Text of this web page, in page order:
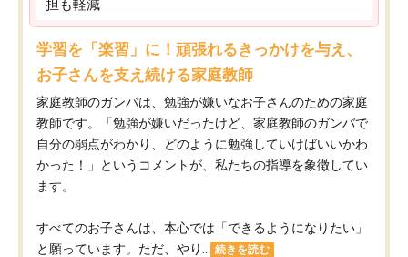
担も軽減
学習を「楽習」に！頑張れるきっかけを与え、
お子さんを支え続ける家庭教師
家庭教師のガンバは、勉強が嫌いなお子さんのための家庭
教師です。「勉強が嫌いだったけど、家庭教師のガンバで
自分の弱点がわかり、どのように勉強していけばいいかわ
かった！」というコメントが、私たちの指導を象徴してい
ます。
すべてのお子さんは、本心では「できるようになりたい」
と願っています。ただ、やり...
続きを読む